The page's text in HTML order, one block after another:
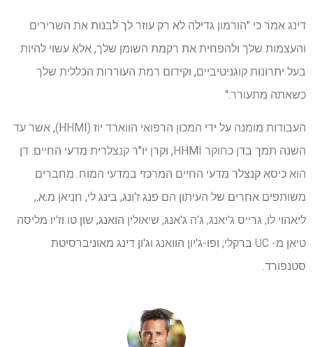
דינג אמר כי "הורמון גדילה לא רק עוזר לך לבנות את השרירים
והעצמות שלך ולהפחית את רקמת השומן שלך, אלא עשוי להיות
בעל יתרונות קוגניטיביים, וקידום רמת העוררות הכללית שלך
כשאתה מתעורר."
העבודות מומנה על ידי המכון הרפואי הווארד יוז (HHMI), אשר עד
השנה תמך בדן כחוקר HHMI, וקרן יו"ר קנצלרית מדעי החיים. דן
הוא כיסא קנצלר מדעי החיים המרכזי במדעי המוח. מחברים
משותפים אחרים של העיתון הם פנג ז'ונג, בינג לי, חניאן מ.א.,
ליאהוי לו, גרייס ג'יאנג, ג'ה ג'אנג, שיאולין הואנג, שון טו וז'יו מליסה
טיאן מ- UC ברקלי; ופו-ג'יון הוואנג וג'ון דינג מאוניברסיטת
סטנפורד.